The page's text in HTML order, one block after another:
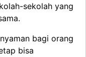
sekolah yang
bagi orang
bisa